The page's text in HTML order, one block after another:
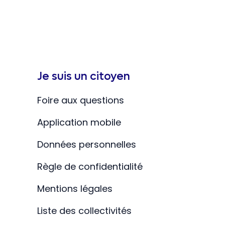
Je suis un citoyen
Foire aux questions
Application mobile
Données personnelles
Règle de confidentialité
Mentions légales
Liste des collectivités